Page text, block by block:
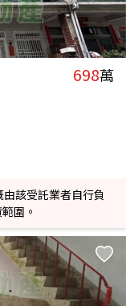
698萬
該受託業者自行負
圍。